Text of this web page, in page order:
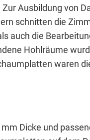
Ausbildung von
schnitten die
auch die
Hohlräume
waren
Dicke und